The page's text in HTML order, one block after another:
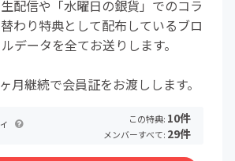
生配信や「水曜日の銀貨」でのコラ
わり特典として配布しているブロ
データを全てお送りします。
継続で会員証をお渡しします。
この特典: 10件
メンバーすべて: 29件